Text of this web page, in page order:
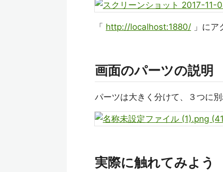
「 http://localhost:1880/ 」にア
画面のパーツの説明
パーツは大きく分けて、３つに
実際に触れてみよう